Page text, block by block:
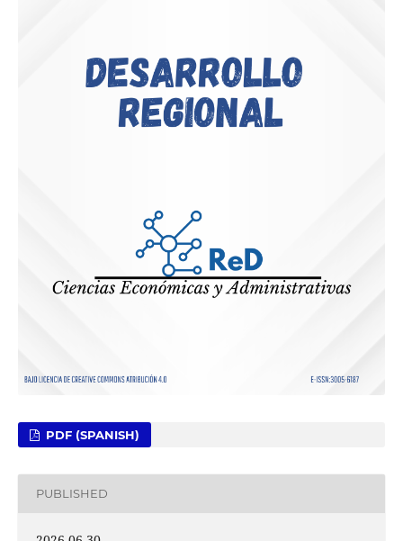
PDF (SPANISH)
PUBLISHED